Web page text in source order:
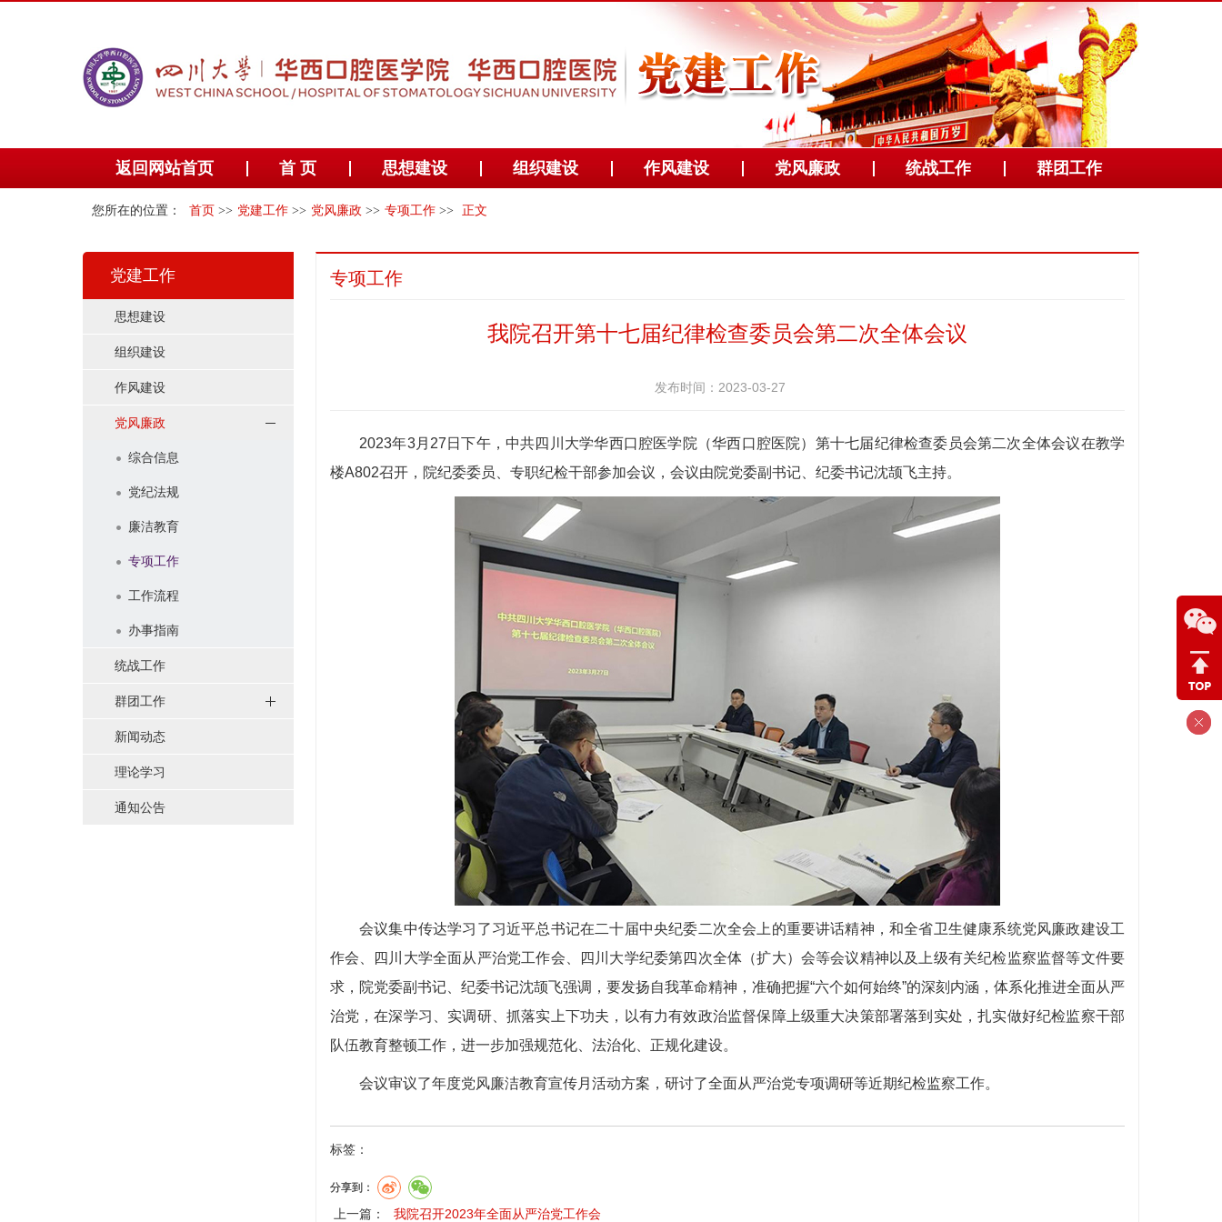
返回网站首页 首 页 思想建设 组织建设 作风建设 党风廉政 统战工作 群团工作
您所在的位置： 首页 >> 党建工作 >> 党风廉政 >> 专项工作 >> 正文
党建工作
思想建设
组织建设
作风建设
党风廉政
综合信息
党纪法规
廉洁教育
专项工作
工作流程
办事指南
统战工作
群团工作
新闻动态
理论学习
通知公告
专项工作
我院召开第十七届纪律检查委员会第二次全体会议
发布时间：2023-03-27
2023年3月27日下午，中共四川大学华西口腔医学院（华西口腔医院）第十七届纪律检查委员会第二次全体会议在教学
楼A802召开，院纪委委员、专职纪检干部参加会议，会议由院党委副书记、纪委书记沈颉飞主持。
会议集中传达学习了习近平总书记在二十届中央纪委二次全会上的重要讲话精神，和全省卫生健康系统党风廉政建设工
作会、四川大学全面从严治党工作会、四川大学纪委第四次全体（扩大）会等会议精神以及上级有关纪检监察监督等文件要
求，院党委副书记、纪委书记沈颉飞强调，要发扬自我革命精神，准确把握“六个如何始终”的深刻内涵，体系化推进全面从严
治党，在深学习、实调研、抓落实上下功夫，以有力有效政治监督保障上级重大决策部署落到实处，扎实做好纪检监察干部
队伍教育整顿工作，进一步加强规范化、法治化、正规化建设。
会议审议了年度党风廉洁教育宣传月活动方案，研讨了全面从严治党专项调研等近期纪检监察工作。
标签：
分享到：
上一篇： 我院召开2023年全面从严治党工作会